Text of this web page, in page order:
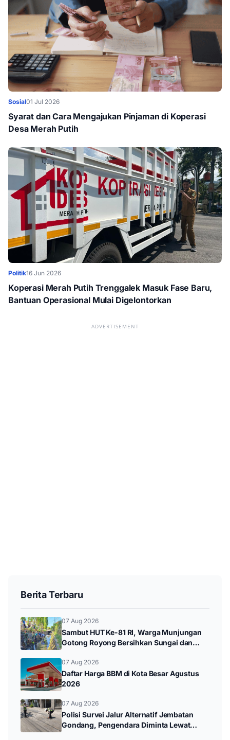
Sosial01 Jul 2026
Syarat dan Cara Mengajukan Pinjaman di Koperasi
Desa Merah Putih
Politik16 Jun 2026
Koperasi Merah Putih Trenggalek Masuk Fase Baru,
Bantuan Operasional Mulai Digelontorkan
ADVERTISEMENT
Berita Terbaru
07 Aug 2026
Sambut HUT Ke-81 RI, Warga Munjungan
Gotong Royong Bersihkan Sungai dan
07 Aug 2026
Daftar Harga BBM di Kota Besar Agustus
2026
07 Aug 2026
Polisi Survei Jalur Alternatif Jembatan
Gondang, Pengendara Diminta Lewat